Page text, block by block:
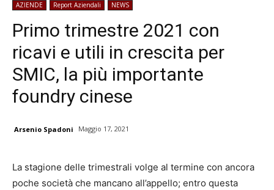
AZIENDE Report Aziendali NEWS
Primo trimestre 2021 con
ricavi e utili in crescita per
SMIC, la più importante
foundry cinese
Arsenio Spadoni Maggio 17, 2021
La stagione delle trimestrali volge al termine con ancora
poche società che mancano all’appello; entro questa